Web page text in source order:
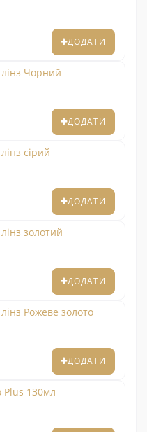
ДОДАТИ
Чорний
ДОДАТИ
сірий
ДОДАТИ
золотий
ДОДАТИ
Рожеве золото
ДОДАТИ
Plus 130мл